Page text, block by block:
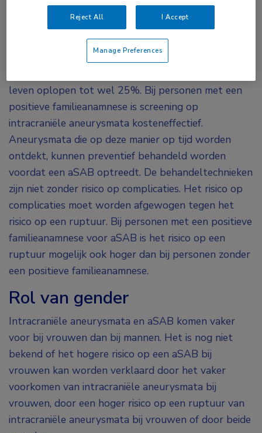
aneurysmata vaker voor, namelijk bij ongeveer 10%.
Afhankelijk van het aantal aangedane eerstegraads
familieleden (ouders, broers en zussen, of kinderen)
met een doorgemaakte aSAB kan het risico om ook
leven oplopen tot wel 25%. Bij personen met een
positieve familieanamnese is screening op
intracraniële aneurysmata kosteneffectief.
Aneurysmata die op deze manier op tijd worden
ontdekt, kunnen preventief behandeld worden
voordat een aSAB optreedt. De behandeltechnieken
zijn niet zonder risico op complicaties. Het risico op
complicaties moet worden afgewogen tegen het
risico op een ruptuur. Bij personen met een positieve
familieanamnese voor aSAB is het risico op een
ruptuur mogelijk ook hoger dan bij personen zonder
een positieve familieanamnese.
Rol van gender
Intracraniële aneurysmata en aSAB komen vaker
voor bij vrouwen dan bij mannen. Het is nog niet
bekend of het hogere risico op een aSAB bij
vrouwen kan worden verklaard door het vaker
voorkomen van intracraniële aneurysmata bij
vrouwen, door een hoger risico op een ruptuur van
intracraniële aneurysmata bij vrouwen of door beide
Reject All I Accept
Manage Preferences